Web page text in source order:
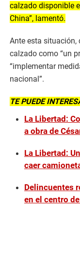
calzado disponible
China”, lamentó.
Ante esta situación,
calzado como “un
“implementar
nacional”.
TE PUEDE
La Libertad:
a obra de
La Libertad:
caer
Delincuentes
en el centro